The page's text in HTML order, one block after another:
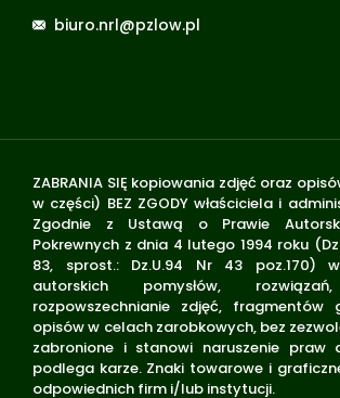
biuro.nrl@pzlow.pl
ZABRANIA SIĘ kopiowania zdjęć oraz
w części) BEZ ZGODY właściciela i
Zgodnie z Ustawą o Prawie
Pokrewnych z dnia 4 lutego 1994 roku
83, sprost.: Dz.U.94 Nr 43 poz.170)
autorskich pomysłów,
rozpowszechnianie zdjęć, fragmentów
opisów w celach zarobkowych, bez
zabronione i stanowi naruszenie praw
podlega karze. Znaki towarowe i
odpowiednich firm i/lub instytucji.